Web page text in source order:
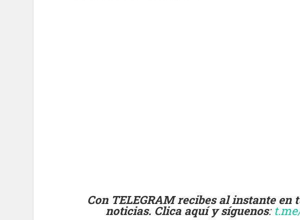
Con TELEGRAM recibes al instante
noticias. Clica aquí y síguenos: